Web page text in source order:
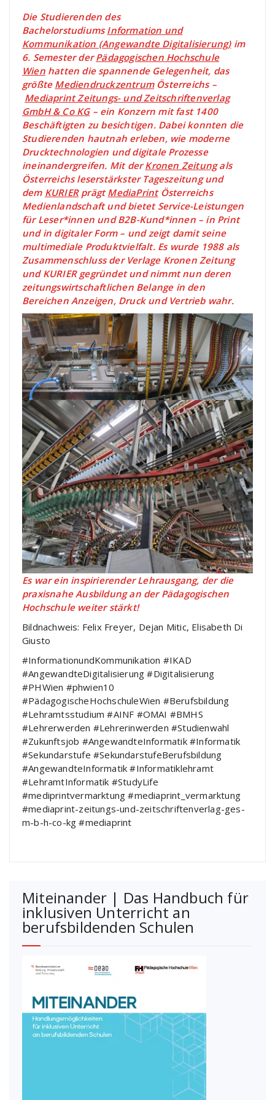
Die Studierenden des
BachelorstudiumsInformation und
Kommunikation (Angewandte Digitalisierung)im
6. Semester derPädagogischen Hochschule
Wienhatten die spannende Gelegenheit, das
größte MediendruckzentrumÖsterreichs –
Mediaprint Zeitungs- und Zeitschriftenverlag
GmbH & Co KG– ein Konzern mit fast 1400
Beschäftigten zu besichtigen. Dabei konnten die
Studierenden hautnah erleben, wie moderne
Drucktechnologien und digitale Prozesse
ineinandergreifen. Mit derKronen Zeitungals
Österreichs leserstärkster Tageszeitung und
dem KURIERprägtMediaPrintÖsterreichs
Medienlandschaft und bietet Service-Leistungen
für Leser*innen und B2B-Kund*innen – in Print
und in digitaler Form – und zeigt damit seine
multimediale Produktvielfalt. Es wurde 1988 als
Zusammenschluss der Verlage Kronen Zeitung
und KURIER gegründet und nimmt nun deren
zeitungswirtschaftlichen Belange in den
Bereichen Anzeigen, Druck und Vertrieb wahr.
Es war ein inspirierender Lehrausgang, der die
praxisnahe Ausbildung an der Pädagogischen
Hochschule weiter stärkt!
Bildnachweis: Felix Freyer, Dejan Mitic, Elisabeth Di
Giusto
#InformationundKommunikation #IKAD
#AngewandteDigitalisierung #Digitalisierung
#PHWien #phwien10
#PädagogischeHochschuleWien #Berufsbildung
#Lehramtsstudium #AINF #OMAI #BMHS
#Lehrerwerden #Lehrerinwerden #Studienwahl
#Zukunftsjob #AngewandteInformatik #Informatik
#Sekundarstufe #SekundarstufeBerufsbildung
#AngewandteInformatik #Informatiklehramt
#LehramtInformatik #StudyLife
#mediprintvermarktung #mediaprint_vermarktung
#mediaprint-zeitungs-und-zeitschriftenverlag-ges-
m-b-h-co-kg #mediaprint
Miteinander | Das Handbuch für
inklusiven Unterricht an
berufsbildenden Schulen